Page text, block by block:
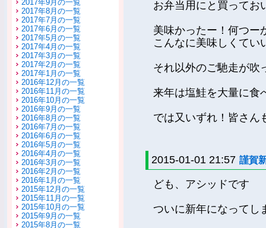
2017年9月の一覧
2017年8月の一覧
2017年7月の一覧
2017年6月の一覧
2017年5月の一覧
2017年4月の一覧
2017年3月の一覧
2017年2月の一覧
2017年1月の一覧
2016年12月の一覧
2016年11月の一覧
2016年10月の一覧
2016年9月の一覧
2016年8月の一覧
2016年7月の一覧
2016年6月の一覧
2016年5月の一覧
2016年4月の一覧
2016年3月の一覧
2016年2月の一覧
2016年1月の一覧
2015年12月の一覧
2015年11月の一覧
2015年10月の一覧
2015年9月の一覧
2015年8月の一覧
お弁当用にと買ってお
美味かったー！何つー
こんなに美味しくてい
それ以外のご馳走が吹
来年は塩鮭を大量に食
では又いずれ！皆さん
2015-01-01 21:57 謹賀
ども、アシッドです
ついに新年になってし